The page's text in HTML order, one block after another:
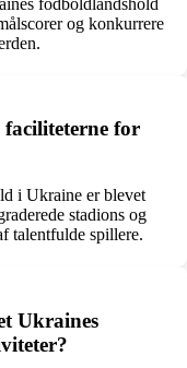
og konkurrere
for
i Ukraine er blevet
stadions og
talentfulde spillere.
Ukraines